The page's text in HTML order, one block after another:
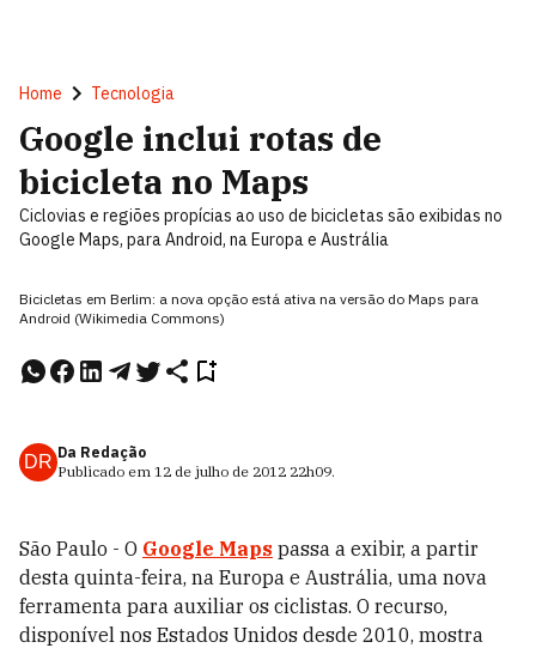
Home Tecnologia
Google inclui rotas de
bicicleta no Maps
Ciclovias e regiões propícias ao uso de bicicletas são exibidas no
Google Maps, para Android, na Europa e Austrália
Bicicletas em Berlim: a nova opção está ativa na versão do Maps para
Android (Wikimedia Commons)
DR Da Redação
Publicado em 12 de julho de 2012 22h09.
São Paulo - O Google Maps passa a exibir, a partir
desta quinta-feira, na Europa e Austrália, uma nova
ferramenta para auxiliar os ciclistas. O recurso,
disponível nos Estados Unidos desde 2010, mostra